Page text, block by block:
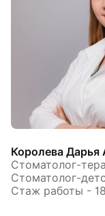
Королева Дарья
Стоматолог-
Стоматолог-
Стаж работы -